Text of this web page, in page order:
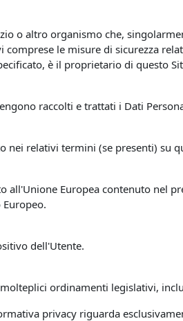
o altro organismo che,
le misure di sicurezza
è il proprietario di questo
raccolti e trattati i Dati
nei relativi termini (se presenti) su
all'Unione Europea contenuto nel
dell'Utente.
ordinamenti legislativi,
privacy riguarda